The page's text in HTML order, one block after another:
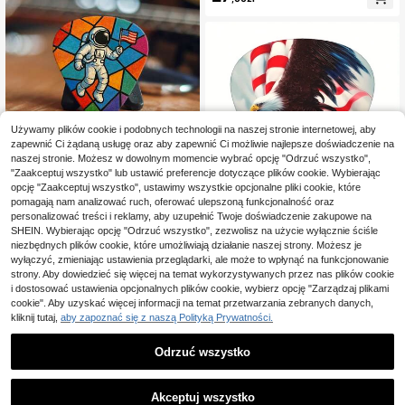
6 szt. płaskich kostek do gitary 2D,
pomarańczowo-niebiesko-czerwo
no-zielono-fioletowe wielokolorow
e patchworkowe tło, biały astronaut
a trzymający flagę, kreatywny nadr
uk, personalizowane kostki do instr
umentów muzycznych, prezent świ
ąteczny dla miłośników muzyki i git
arzystów
21,71zł
1innych sprzedawców
akcesorium instrumentalne
12 szt. premium kostek do gitary z p
udełkiem do przechowywania – pat
riotyczny wzór flagi USA, grubość
0,96 mm, trwały plastik, odpowiedni
e do gitary akustycznej, elektryczn
ej i basu – idealne jako prezent na r
ocznicę, urodziny i Boże Narodzeni
e, akcesoria do gitary, tematyczne
23,03zł
Używamy plików cookie i podobnych technologii na naszej stronie internetowej, aby
zapewnić Ci żądaną usługę oraz aby zapewnić Ci możliwie najlepsze doświadczenie na
naszej stronie. Możesz w dowolnym momencie wybrać opcję "Odrzuć wszystko",
"Zaakceptuj wszystko" lub ustawić preferencje dotyczące plików cookie. Wybierając
opcję "Zaakceptuj wszystko", ustawimy wszystkie opcjonalne pliki cookie, które
pomagają nam analizować ruch, oferować ulepszoną funkcjonalność oraz
personalizować treści i reklamy, aby uzupełnić Twoje doświadczenie zakupowe na
SHEIN. Wybierając opcję "Odrzuć wszystko", zezwolisz na użycie wyłącznie ściśle
niezbędnych plików cookie, które umożliwiają działanie naszej strony. Możesz je
wyłączyć, zmieniając ustawienia przeglądarki, ale może to wpłynąć na funkcjonowanie
strony. Aby dowiedzieć się więcej na temat wykorzystywanych przez nas plików cookie
i dostosować ustawienia opcjonalnych plików cookie, wybierz opcję "Zarządzaj plikami
cookie". Aby uzyskać więcej informacji na temat przetwarzania zebranych danych,
kliknij tutaj, aby zapoznać się z naszą Polityką Prywatności.
Odrzuć wszystko
Akceptuj wszystko